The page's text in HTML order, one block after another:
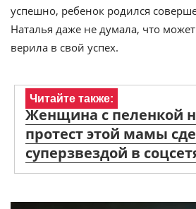
успешно, ребенок родился
Наталья даже не думала, что
верила в свой успех.
Читайте также:
Женщина с пеленкой
протест этой мамы
суперзвездой в